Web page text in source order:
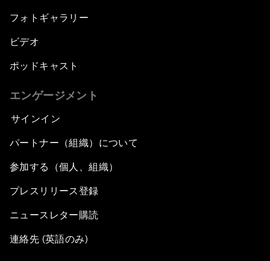
フォトギャラリー
ビデオ
ポッドキャスト
エンゲージメント
サインイン
パートナー（組織）について
参加する（個人、組織）
プレスリリース登録
ニュースレター購読
連絡先 (英語のみ)